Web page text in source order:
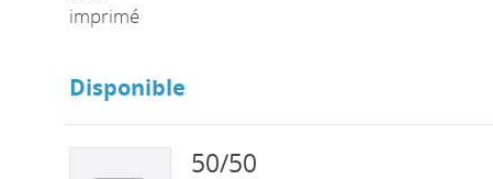
imprimé
Disponible
50/50